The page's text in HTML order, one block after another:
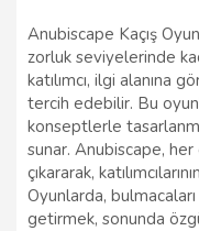
Anubiscape Kaçış
zorluk seviyelerinde
katılımcı, ilgi alanına
tercih edebilir. Bu
konseptlerle
sunar. Anubiscape,
çıkararak,
Oyunlarda,
getirmek, sonunda